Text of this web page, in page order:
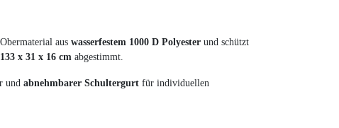
aus wasserfestem 1000 D Polyester und schützt
133 x 31 x 16 cm abgestimmt.
und abnehmbarer Schultergurt für individuellen